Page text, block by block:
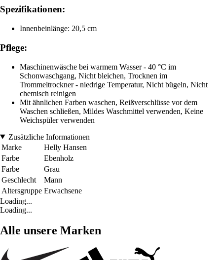
Spezifikationen:
Innenbeinlänge: 20,5 cm
Pflege:
Maschinenwäsche bei warmem Wasser - 40 °C im
Schonwaschgang, Nicht bleichen, Trocknen im
Trommeltrockner - niedrige Temperatur, Nicht bügeln, Nicht
chemisch reinigen
Mit ähnlichen Farben waschen, Reißverschlüsse vor dem
Waschen schließen, Mildes Waschmittel verwenden, Keine
Weichspüler verwenden
Zusätzliche Informationen
Marke
Helly Hansen
Farbe
Ebenholz
Farbe
Grau
Geschlecht
Mann
Altersgruppe Erwachsene
Loading...
Loading...
Alle unsere Marken